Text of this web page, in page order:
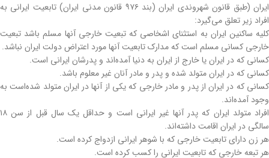
ایران (طبق قانون شهروندی ایران (بند ۹۷۶ قانون مدنی ایران) تابعیت ایرانی به
افراد زیر تعلق می‌گیرد:
کلیه ساکنین ایران به استثنای اشخاصی که تبعیت خارجی آنها مسلم باشد تبعیت
خارجی کسانی مسلم است که مدارک تابعیت آنها مورد اعتراض دولت ایران نباشد.
کسانی که در ایران یا خارج از ایران به دنیا آمده‌اند و پدرشان ایرانی است.
کسانی که در ایران متولد شده و پدر و مادر آنان غیر معلوم باشد.
کسانی که در ایران از پدر و مادر خارجی که یکی از آنها در ایران متولد شده‌است به
وجود آمده‌اند.
افراد متولد ایران که پدر آنها غیر ایرانی است و حداقل یک سال قبل از سن ۱۸
سالگی در ایران اقامت داشته‌اند.
هر زن دارای تابعیت خارجی که با شوهر ایرانی ازدواج کرده است.
هر تبعه خارجی که تابعیت ایرانی را کسب کرده است.